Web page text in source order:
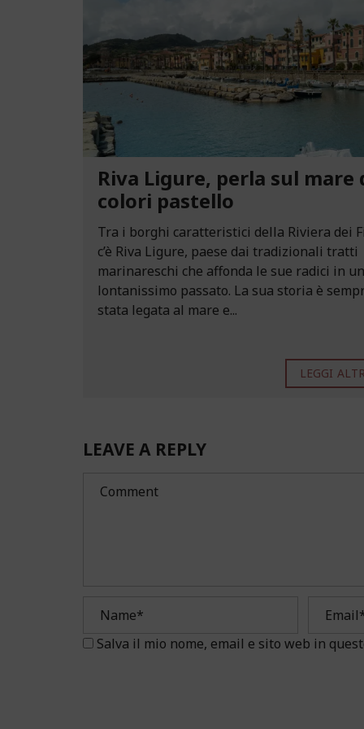
Riva Ligure, perla sul mare
colori pastello
Tra i borghi caratteristici della Riviera dei
c’è Riva Ligure, paese dai tradizionali tratti
marinareschi che affonda le sue radici in un
lontanissimo passato. La sua storia è
stata legata al mare e...
LEGGI
LEAVE A REPLY
Salva il mio nome, email e sito web in